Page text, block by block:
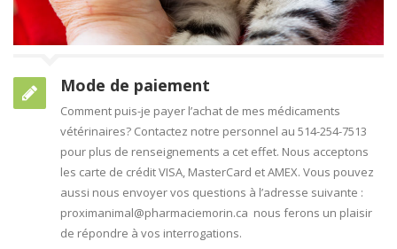
Mode de paiement
Comment puis-je payer l’achat de mes médicaments
vétérinaires? Contactez notre personnel au 514-254-7513
pour plus de renseignements a cet effet. Nous acceptons
les carte de crédit VISA, MasterCard et AMEX. Vous pouvez
aussi nous envoyer vos questions à l’adresse suivante :
proximanimal@pharmaciemorin.ca nous ferons un plaisir
de répondre à vos interrogations.